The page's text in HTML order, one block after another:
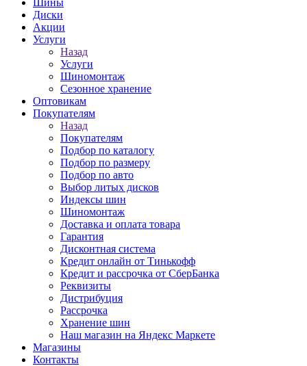
Шины
Диски
Акции
Услуги
Назад
Услуги
Шиномонтаж
Сезонное хранение
Оптовикам
Покупателям
Назад
Покупателям
Подбор по каталогу
Подбор по размеру
Подбор по авто
Выбор литых дисков
Индексы шин
Шиномонтаж
Доставка и оплата товара
Гарантия
Дисконтная система
Кредит онлайн от Тинькофф
Кредит и рассрочка от СберБанка
Реквизиты
Дистрибуция
Рассрочка
Хранение шин
Наш магазин на Яндекс Маркете
Магазины
Контакты